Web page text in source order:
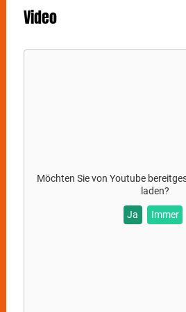
eingefleischte Fans als auch für
Video
Möchten Sie von Youtube
laden?
Ja Immer